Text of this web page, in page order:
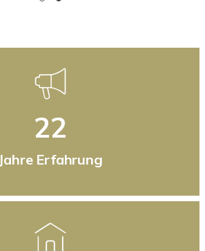
22
Jahre Erfahrung